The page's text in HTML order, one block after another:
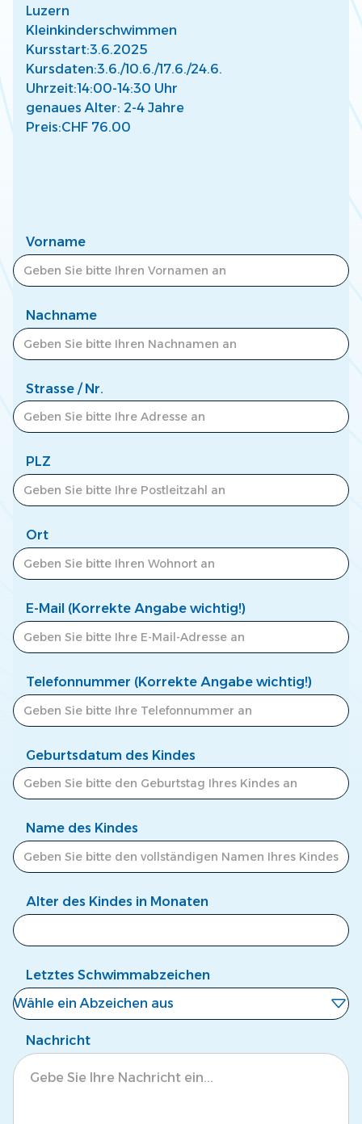
Mehr lesen
Zum Newscenter >
Luzern
Kleinkinderschwimmen
Kursstart:3.6.2025
Kursdaten:3.6./10.6./17.6./24.6.
Uhrzeit:14:00-14:30 Uhr
genaues Alter: 2-4 Jahre
Preis:CHF 76.00
Vorname
Nachname
Strasse / Nr.
PLZ
Ort
E-Mail (Korrekte Angabe wichtig!)
Telefonnummer (Korrekte Angabe wichtig!)
Geburtsdatum des Kindes
Name des Kindes
Alter des Kindes in Monaten
Letztes Schwimmabzeichen
Wähle ein Abzeichen aus
Noch kein Abzeichen
Nachricht